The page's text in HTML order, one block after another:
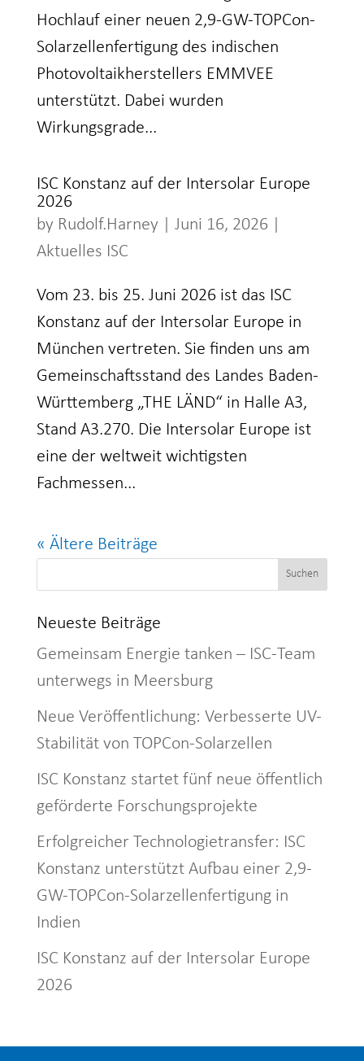
Hochlauf einer neuen 2,9-GW-TOPCon-
Solarzellenfertigung des indischen
Photovoltaikherstellers EMMVEE
unterstützt. Dabei wurden
Wirkungsgrade...
ISC Konstanz auf der Intersolar Europe
2026
by Rudolf.Harney Juni 16, 2026
Aktuelles ISC
Vom 23. bis 25. Juni 2026 ist das ISC
Konstanz auf der Intersolar Europe in
München vertreten. Sie finden uns am
Gemeinschaftsstand des Landes Baden-
Württemberg „THE LÄND“ in Halle A3,
Stand A3.270. Die Intersolar Europe ist
eine der weltweit wichtigsten
Fachmessen...
« Ältere Beiträge
Neueste Beiträge
Gemeinsam Energie tanken – ISC-Team
unterwegs in Meersburg
Neue Veröffentlichung: Verbesserte UV-
Stabilität von TOPCon-Solarzellen
ISC Konstanz startet fünf neue öffentlich
geförderte Forschungsprojekte
Erfolgreicher Technologietransfer: ISC
Konstanz unterstützt Aufbau einer 2,9-
GW-TOPCon-Solarzellenfertigung in
Indien
ISC Konstanz auf der Intersolar Europe
2026